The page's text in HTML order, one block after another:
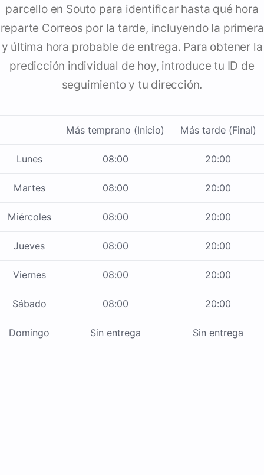
parcello en Souto para identificar hasta qué hora
reparte Correos por la tarde, incluyendo la primera
y última hora probable de entrega. Para obtener la
predicción individual de hoy, introduce tu ID de
seguimiento y tu dirección.
Más temprano (Inicio) Más tarde (Final)
Lunes 08:00 20:00
Martes 08:00 20:00
Miércoles 08:00 20:00
Jueves 08:00 20:00
Viernes 08:00 20:00
Sábado 08:00 20:00
Domingo Sin entrega Sin entrega